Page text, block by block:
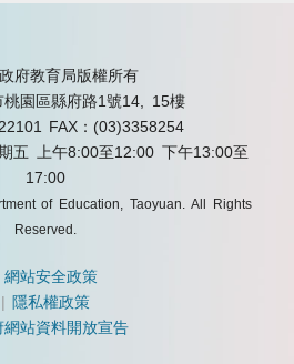
府教育局版權所有
園區縣府路1號14, 15樓
FAX：(03)3358254
五 上午8:00至12:00 下午13:00至
17:00
of Education, Taoyuan. All Rights
Reserved.
網站安全政策
|隱私權政策
網站資料開放宣告